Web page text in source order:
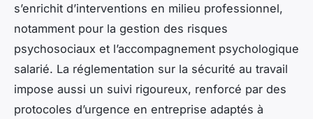
s’enrichit d’interventions en milieu professionnel,
notamment pour la gestion des risques
psychosociaux et l’accompagnement psychologique
salarié. La réglementation sur la sécurité au travail
impose aussi un suivi rigoureux, renforcé par des
protocoles d’urgence en entreprise adaptés à